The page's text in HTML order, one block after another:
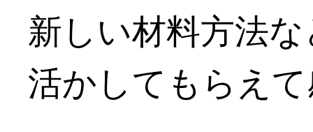
新しい材料方法
活かしてもらえ